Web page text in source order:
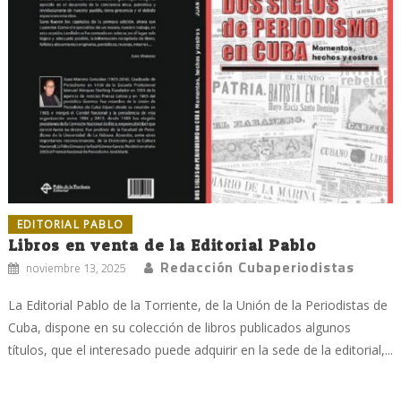
EDITORIAL PABLO
Libros en venta de la Editorial Pablo
noviembre 13, 2025 Redacción Cubaperiodistas
La Editorial Pablo de la Torriente, de la Unión de la Periodistas de
Cuba, dispone en su colección de libros publicados algunos
títulos, que el interesado puede adquirir en la sede de la editorial,...